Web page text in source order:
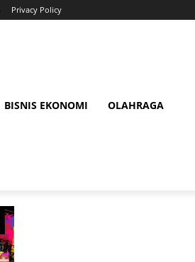
Privacy Policy
BISNIS EKONOMI OLAHRAGA